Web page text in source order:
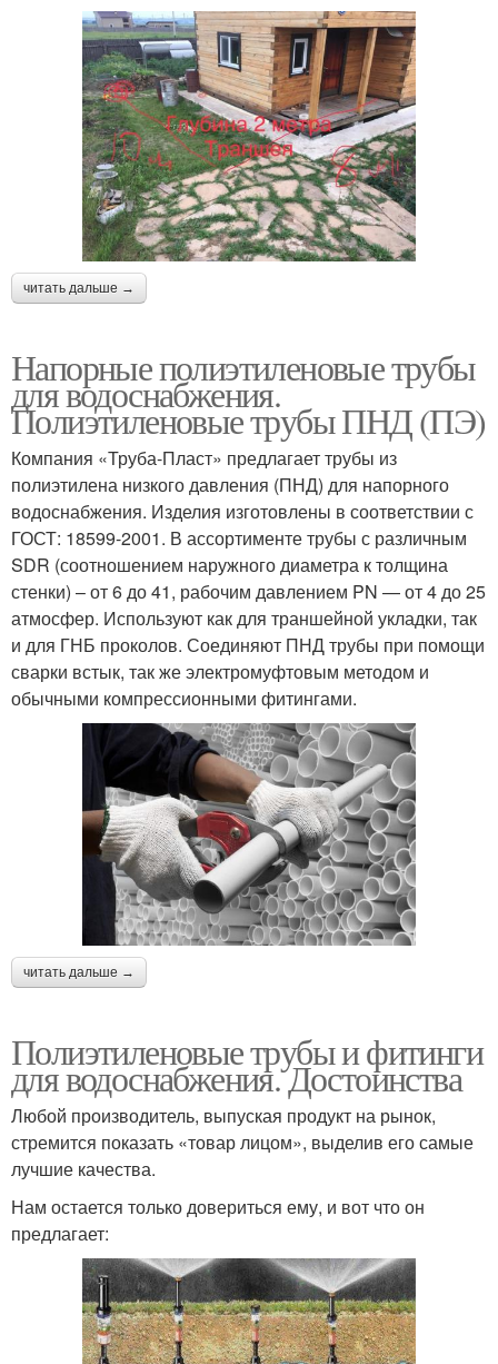
читать дальше →
Напорные полиэтиленовые трубы
для водоснабжения.
Полиэтиленовые трубы ПНД (ПЭ)
Компания «Труба-Пласт» предлагает трубы из
полиэтилена низкого давления (ПНД) для напорного
водоснабжения. Изделия изготовлены в соответствии с
ГОСТ: 18599-2001. В ассортименте трубы с различным
SDR (соотношением наружного диаметра к толщина
стенки) – от 6 до 41, рабочим давлением PN — от 4 до 25
атмосфер. Используют как для траншейной укладки, так
и для ГНБ проколов. Соединяют ПНД трубы при помощи
сварки встык, так же электромуфтовым методом и
обычными компрессионными фитингами.
читать дальше →
Полиэтиленовые трубы и фитинги
для водоснабжения. Достоинства
Любой производитель, выпуская продукт на рынок,
стремится показать «товар лицом», выделив его самые
лучшие качества.
Нам остается только довериться ему, и вот что он
предлагает: